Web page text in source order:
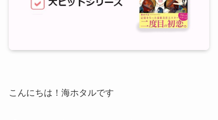
こんにちは！海ホタルです